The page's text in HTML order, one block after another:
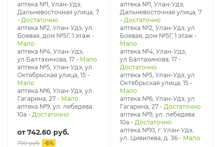
аптека №1, Улан-Удэ,
Дальневосточная улица, 7
- Достаточно
аптека №2, Улан-Удэ, ул.
Боевая, дом №5Г, 1 этаж -
Мало
аптека №4, Улан-Удэ,
ул.Балтахинова, 17 - Мало
аптека №5, Улан-Удэ, ул. ​
Октябрьская улица, 15 -
Мало
аптека №6, Улан-Удэ, ул.
Гагарина, 27 - Мало
аптека №9, ул. лебедева
10а - Достаточно
от742.60 руб.
790 руб. -6%
аптека №1, Улан-Удэ,
Дальневосточная улица, 7
- Достаточно
аптека №2, Улан-Удэ, ул.
Боевая, дом №5Г, 1 этаж -
Мало
аптека №4, Улан-Удэ,
ул.Балтахинова, 17 -
Достаточно
аптека №5, Улан-Удэ, ул. ​
Октябрьская улица, 15 -
Мало
аптека №6, Улан-Удэ, ул.
Гагарина, 27 - Достаточно
аптека №9, ул. лебедева
10а - Достаточно
аптека №10, г. Улан-Удэ,
ул. Цивилева, д. 36 - Мало